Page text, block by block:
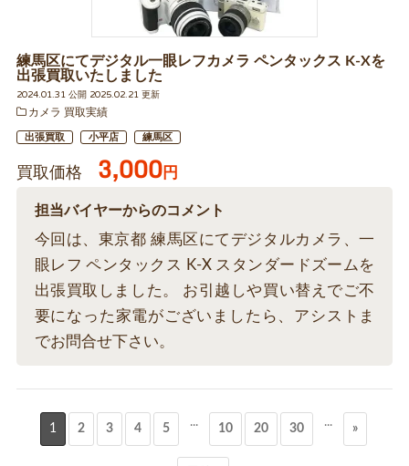
練馬区にてデジタル一眼レフカメラ ペンタックス K-Xを
出張買取いたしました
2024.01.31 公開 2025.02.21 更新
カメラ 買取実績
出張買取 小平店 練馬区
買取価格 3,000円
担当バイヤーからのコメント
今回は、東京都 練馬区にてデジタルカメラ、一
眼レフ ペンタックス K-X スタンダードズームを
出張買取しました。 お引越しや買い替えでご不
要になった家電がございましたら、アシストま
でお問合せ下さい。
1 2 3 4 5 ... 10 20 30 ... »